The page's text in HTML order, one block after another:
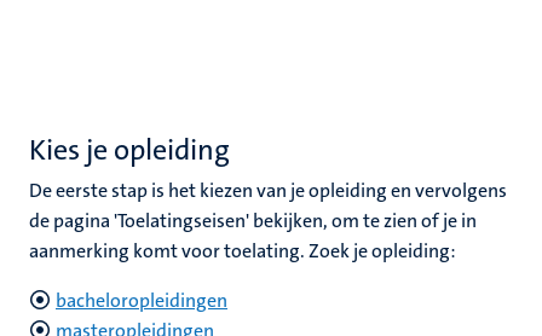
Kies je opleiding
De eerste stap is het kiezen van je opleiding en vervolgens
de pagina 'Toelatingseisen' bekijken, om te zien of je in
aanmerking komt voor toelating. Zoek je opleiding:
bacheloropleidingen
masteropleidingen